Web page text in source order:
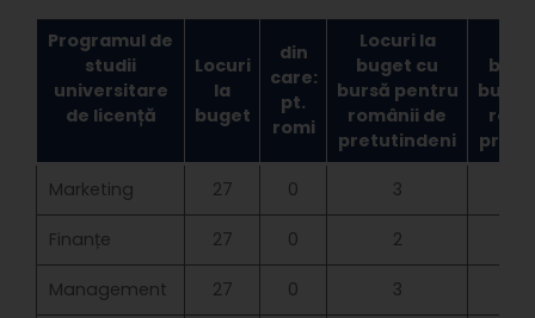
Programul de
studii
universitare
de licență
Locuri
la
buget
din
care:
pt.
romi
Locuri la
buget cu
bursă pentru
românii de
pretutindeni
Marketing 27 0 3
Finanțe 27 0 2
Management 27 0 3